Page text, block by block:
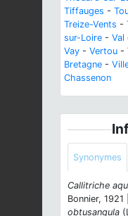
Tiffauges -
Treize-Vents -
sur-Loire - Val
Vay - Vertou -
Bretagne -
Chassenon
Synonymes
Callitriche
Bonnier, 1921 |
obtusangula